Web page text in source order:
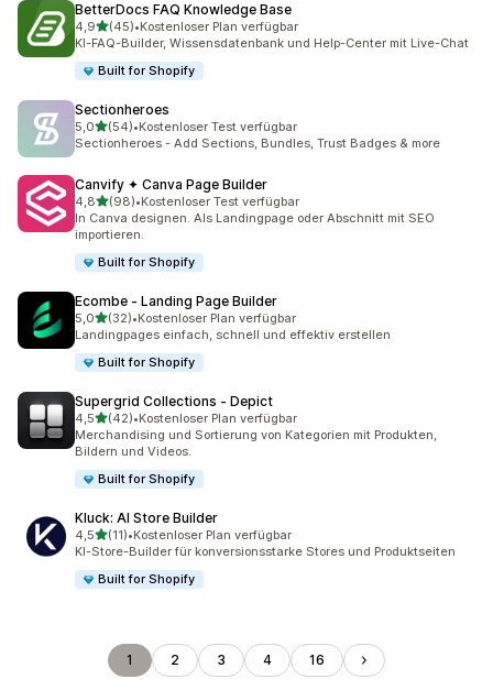
BetterDocs FAQ Knowledge Base
4,9von 5 Sternen
(45)
45 Rezensionen insgesamt
•Kostenloser Plan verfügbar
KI-FAQ-Builder, Wissensdatenbank und Help-Center mit Live-Chat
Built for Shopify
Sectionheroes
5,0von 5 Sternen
(54)
54 Rezensionen insgesamt
•Kostenloser Test verfügbar
Sectionheroes - Add Sections, Bundles, Trust Badges & more
Canvify ✦ Canva Page Builder
4,8von 5 Sternen
(98)
98 Rezensionen insgesamt
•Kostenloser Test verfügbar
In Canva designen. Als Landingpage oder Abschnitt mit SEO
importieren.
Built for Shopify
Ecombe ‑ Landing Page Builder
5,0von 5 Sternen
(32)
32 Rezensionen insgesamt
•Kostenloser Plan verfügbar
Landingpages einfach, schnell und effektiv erstellen
Built for Shopify
Supergrid Collections ‑ Depict
4,5von 5 Sternen
(42)
42 Rezensionen insgesamt
•Kostenloser Plan verfügbar
Merchandising und Sortierung von Kategorien mit Produkten,
Bildern und Videos.
Built for Shopify
Kluck: AI Store Builder
4,5von 5 Sternen
(11)
11 Rezensionen insgesamt
•Kostenloser Plan verfügbar
KI-Store-Builder für konversionsstarke Stores und Produktseiten
Built for Shopify
1 2 3 4 16